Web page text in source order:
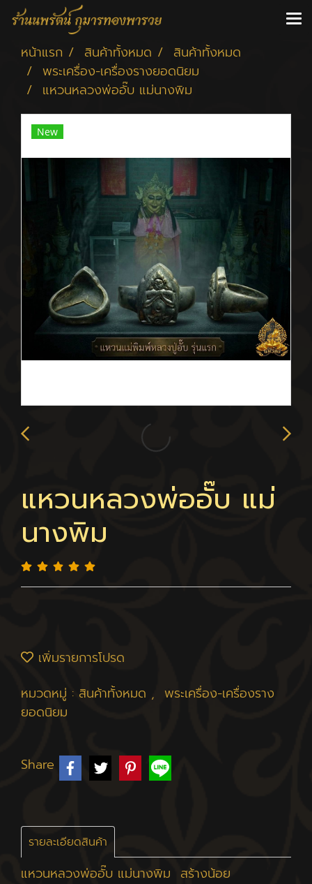
หน้าแรก สินค้าทั้งหมด
สินค้าทั้งหมด
พระเครื่อง-เครื่องรางยอดนิยม
แหวนหลวงพ่ออั๊บ แม่นางพิม
New
แหวนหลวงพ่ออั๊บ แม่
นางพิม
เพิ่มรายการโปรด
หมวดหมู่ : สินค้าทั้งหมด , พระเครื่อง-เครื่องราง
ยอดนิยม
Share
รายละเอียดสินค้า
แหวนหลวงพ่ออั๊บ แม่นางพิม สร้างน้อย